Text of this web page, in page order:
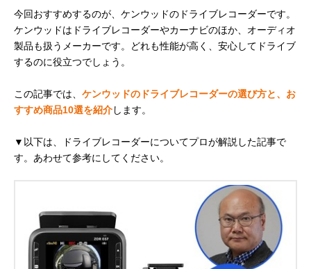
今回おすすめするのが、ケンウッドのドライブレコーダーです。
ケンウッドはドライブレコーダーやカーナビのほか、オーディオ
製品も扱うメーカーです。どれも性能が高く、安心してドライブ
するのに役立つでしょう。
この記事では、 ケンウッドのドライブレコーダーの選び方と、お
すすめ商品10選を紹介します。
▼以下は、ドライブレコーダーについてプロが解説した記事で
す。あわせて参考にしてください。